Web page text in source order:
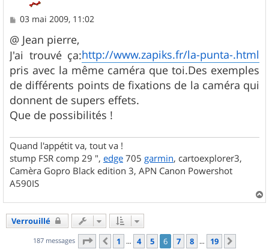
M
s
s
a
g
e
03 mai 2009, 11:02
@ Jean pierre,
J'ai trouvé ça:http://www.zapiks.fr/la-punta-.html
pris avec la même caméra que toi.Des exemples
de différents points de fixations de la caméra qui
donnent de supers effets.
Que de possibilités !
Quand l'appétit va, tout va !
stump FSR comp 29 ", edge 705 garmin, cartoexplorer3,
Camèra Gopro Black edition 3, APN Canon Powershot
A590IS
a
Verrouillé
187 messages Page 6sur 19
Précédent
1 … 4 5 6 7 8 … 19